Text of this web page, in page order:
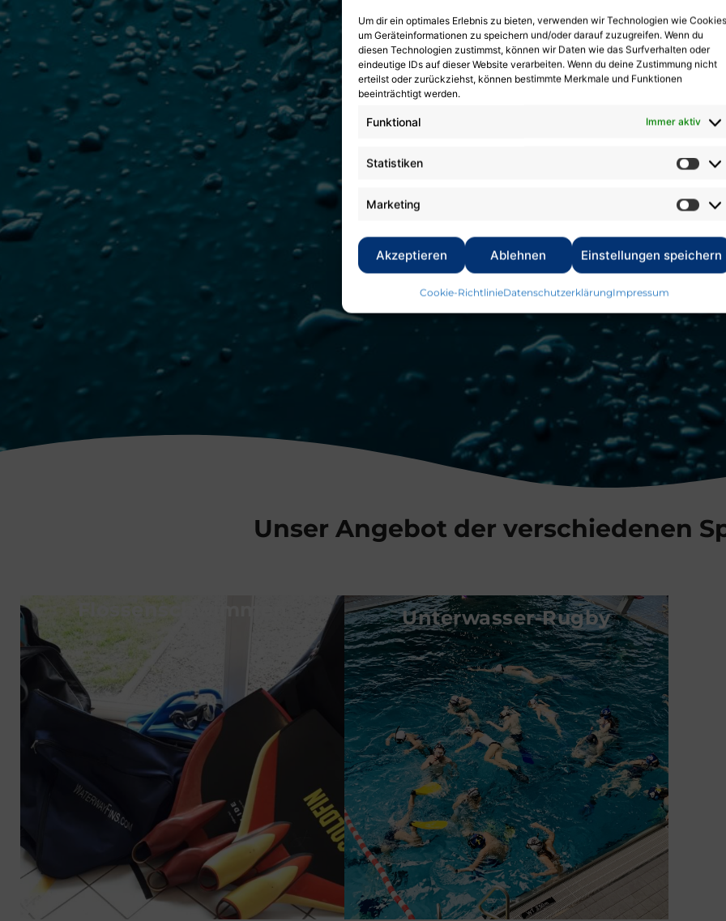
Um dir ein optimales Erlebnis zu bieten, verwenden wir Technologien wie
um Geräteinformationen zu speichern und/oder darauf zuzugreifen. Wenn du
diesen Technologien zustimmst, können wir Daten wie das Surfverhalten oder
eindeutige IDs auf dieser Website verarbeiten. Wenn du deine Zustimmung nicht
erteilst oder zurückziehst, können bestimmte Merkmale und Funktionen
beeinträchtigt werden.
Funktional Immer aktiv
Statistiken
Marketing
Akzeptieren Ablehnen Einstellungen speichern
Cookie-RichtlinieDatenschutzerklärungImpressum
Unser Angebot der verschiedenen
Flossenschwimmen Unterwasser-Rugby